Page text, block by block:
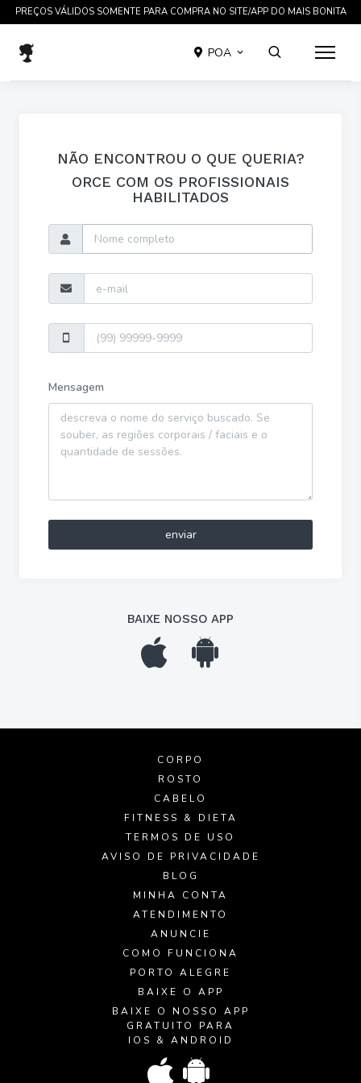
PREÇOS VÁLIDOS SOMENTE PARA COMPRA NO SITE/APP DO MAIS BONITA
POA
NÃO ENCONTROU O QUE QUERIA?
ORCE COM OS PROFISSIONAIS
HABILITADOS
Mensagem
enviar
BAIXE NOSSO APP
CORPO
ROSTO
CABELO
FITNESS & DIETA
TERMOS DE USO
AVISO DE PRIVACIDADE
BLOG
MINHA CONTA
ATENDIMENTO
ANUNCIE
COMO FUNCIONA
PORTO ALEGRE
BAIXE O APP
BAIXE O NOSSO APP
GRATUITO PARA
IOS & ANDROID